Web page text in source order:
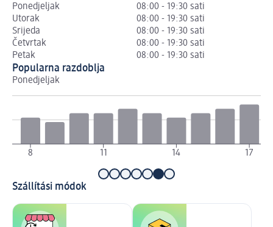
Ponedjeljak
08:00 - 19:30 sati
Utorak
08:00 - 19:30 sati
Srijeda
08:00 - 19:30 sati
Četvrtak
08:00 - 19:30 sati
Petak
08:00 - 19:30 sati
Popularna razdoblja
Ponedjeljak
8 11 14 17
Szállítási módok